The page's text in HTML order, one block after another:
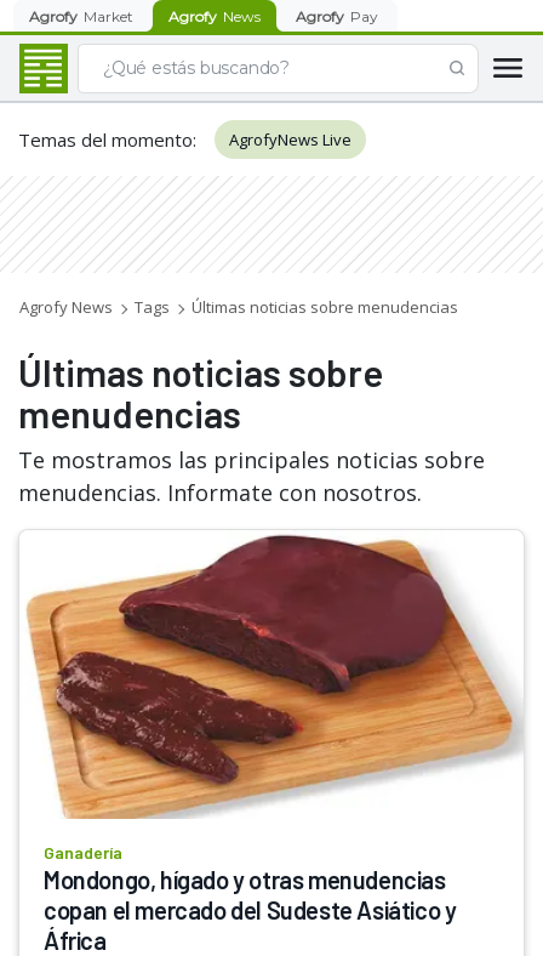
Agrofy Market Agrofy News Agrofy Pay
Temas del momento: AgrofyNews Live
Agrofy News Tags Últimas noticias sobre menudencias
Últimas noticias sobre
menudencias
Te mostramos las principales noticias sobre
menudencias. Informate con nosotros.
Ganadería
Mondongo, hígado y otras menudencias
copan el mercado del Sudeste Asiático y
África